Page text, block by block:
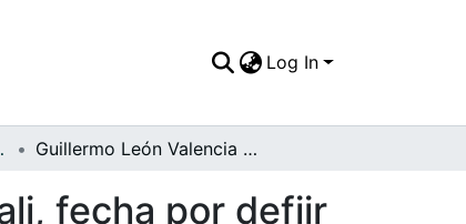
Log In
Guillermo León Valencia y Olga Lucía de Franco, Cali, fecha por defiir
fecha por defiir